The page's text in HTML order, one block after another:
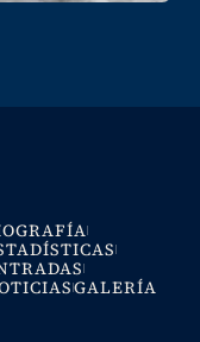
GALERÍA